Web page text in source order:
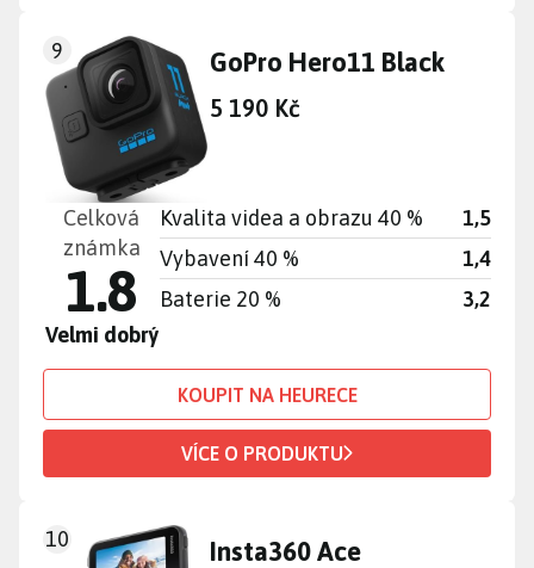
9 GoPro Hero11 Black
5 190 Kč
Kvalita videa a obrazu 40 %
1,5
Vybavení 40 %
1,4
Baterie 20 %
3,2
Celková
známka
1.8
Velmi dobrý
KOUPIT NA HEURECE
VÍCE O PRODUKTU
10 Insta360 Ace